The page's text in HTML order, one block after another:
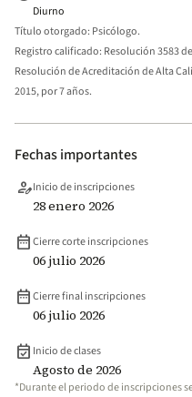
Diurno
Título otorgado: Psicólogo.
Registro calificado: Resolución 3583
Resolución de Acreditación de Alta
2015, por 7 años.
Fechas importantes
person_editInicio de inscripciones
28 enero 2026
date_rangeCierre corte inscripciones
06 julio 2026
date_rangeCierre final inscripciones
06 julio 2026
event_available Inicio de clases
Agosto de 2026
*Durante el periodo de inscripciones